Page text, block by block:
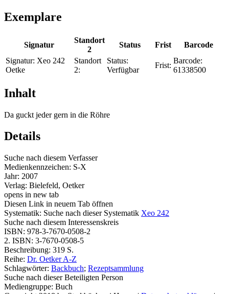
Exemplare
Signatur
Standort
2
Status Frist
Barcode
Signatur: Xeo 242
Oetke
Standort
2:
Status:
Verfügbar
Frist:
Barcode:
61338500
Inhalt
Da guckt jeder gern in die Röhre
Details
Suche nach diesem Verfasser
Medienkennzeichen: S-X
Jahr: 2007
Verlag: Bielefeld, Oetker
opens in new tab
Diesen Link in neuem Tab öffnen
Systematik: Suche nach dieser Systematik Xeo 242
Suche nach diesem Interessenskreis
ISBN: 978-3-7670-0508-2
2. ISBN: 3-7670-0508-5
Beschreibung: 319 S.
Reihe: Dr. Oetker A-Z
Schlagwörter: Backbuch; Rezeptsammlung
Suche nach dieser Beteiligten Person
Mediengruppe: Buch